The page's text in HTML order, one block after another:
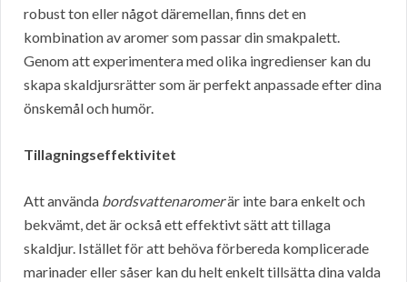
robust ton eller något däremellan, finns det en
kombination av aromer som passar din smakpalett.
Genom att experimentera med olika ingredienser kan du
skapa skaldjursrätter som är perfekt anpassade efter dina
önskemål och humör.
Tillagningseffektivitet
Att använda bordsvattenaromerär inte bara enkelt och
bekvämt, det är också ett effektivt sätt att tillaga
skaldjur. Istället för att behöva förbereda komplicerade
marinader eller såser kan du helt enkelt tillsätta dina valda